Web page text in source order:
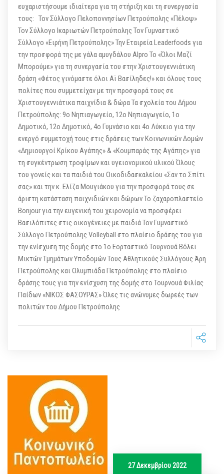
ευχαριστήσουμε ιδιαίτερα για τη στήριξη και τη συνεργασία
τους: Τον Σύλλογο Πελοποννησίων Πετρούπολης «Πέλοψ»
Τον Σύλλογο Ικαριωτών Πετρούπολης Τον Γυμναστικό
Σύλλογο «Ειρήνη Πετρούπολης» Την Εταιρεία Leaderfoods για
την προσφορά της με γάλα αμυγδάλου Alpro Το «Όλοι Μαζί
Μπορούμε» για τη συνεργασία του στην Χριστουγεννιάτικη
δράση «Φέτος γινόμαστε όλοι Αϊ Βασίληδες!» και όλους τους
πολίτες που συμμετείχαν με την προσφορά τους σε
Χριστουγεννιάτικα παιχνίδια & δώρα Τα σχολεία του Δήμου
Πετρούπολης: 9ο Νηπιαγωγείο, 12ο Νηπιαγωγείο, 1ο
Δημοτικό, 12ο Δημοτικό, 4ο Γυμνάσιο και 4ο Λύκειο για την
ενεργό συμμετοχή τους στις δράσεις των Κοινωνικών Δομών
«Δημιουργοί Κρίκου Αγάπης» & «Κουμπαράς της Αγάπης» για
τη συγκέντρωση τροφίμων και υγειονομικού υλικού Όλους
του γονείς και τα παιδιά του Οικοδιδασκαλείου «Σαν το Σπίτι
σας» και την κ. Ελίζα Μουγιάκου για την προσφορά τους σε
άριστη κατάσταση παιχνιδιών και δώρων Το ζαχαροπλαστείο
Bonjour για την ευγενική του χειρονομία να προσφέρει
Βασιλόπιτες στις οικογένειες με παιδιά Τον Γυμναστικό
Σύλλογο Πετρούπολης Volleyball στο πλαίσιο δράσης του για
την ενίσχυση της δομής στο 1ο Εορταστικό Τουρνουά Βόλεϊ
Μικτών Τμημάτων Υποδομών Τους Αθλητικούς Συλλόγους Άρη
Πετρούπολης και Ολυμπιάδα Πετρούπολης στο πλαίσιο
δράσης τους για την ενίσχυση της δομής στο Τουρνουά Φιλίας
Παίδων «ΝΙΚΟΣ ΦΑΣΟΥΡΑΣ» Όλες τις ανώνυμες δωρεές των
πολιτών του Δήμου Πετρούπολης
27 Δεκεμβρίου 2022